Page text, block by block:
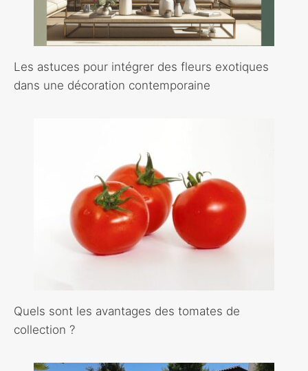
Les astuces pour intégrer des fleurs exotiques
dans une décoration contemporaine
Quels sont les avantages des tomates de
collection ?